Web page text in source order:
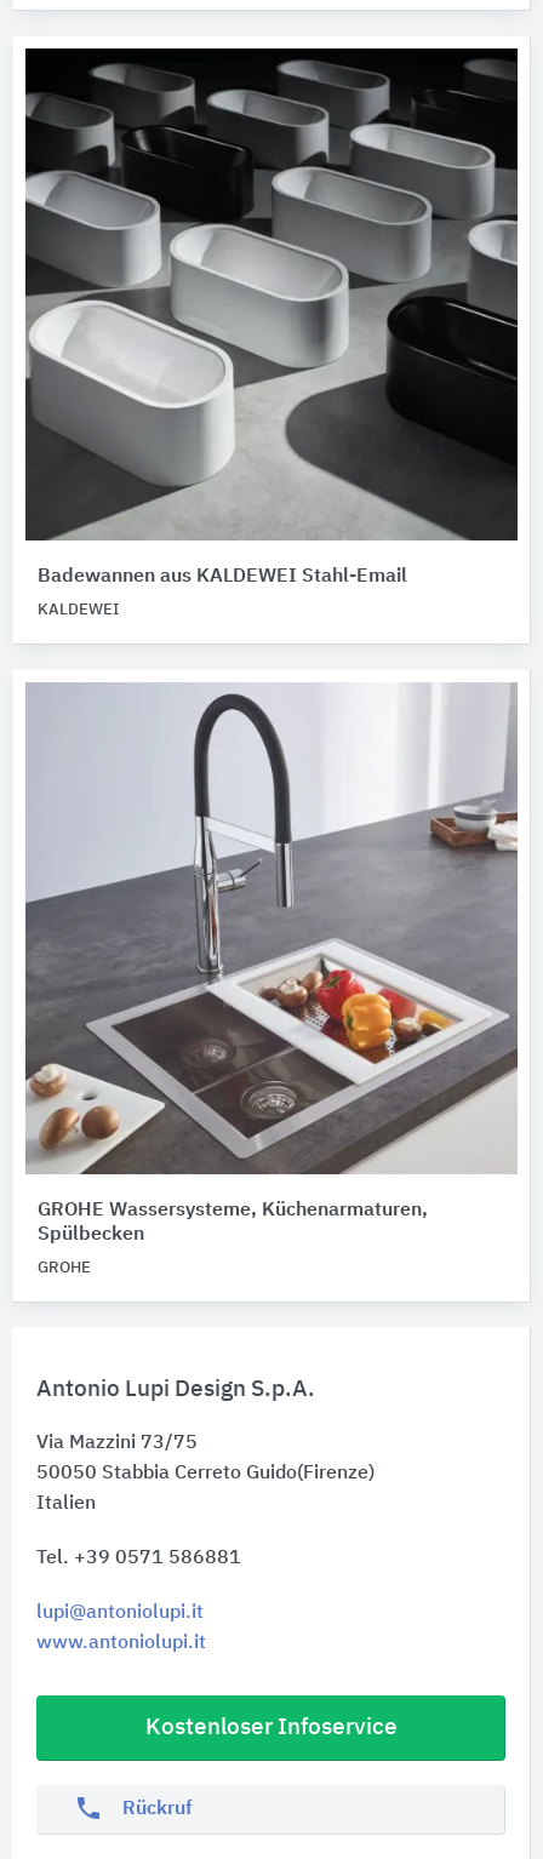
Antonio Lupi Design S.p.A.
Via Mazzini 73/75
50050 Stabbia Cerreto Guido(Firenze)
Italien
Tel. +39 0571 586881
lupi@antoniolupi.it
www.antoniolupi.it
Kostenloser Infoservice
phone Rückruf
Badewannen aus ​​​KALDEWEI Stahl-Email
KALDEWEI
GROHE Wassersysteme, Küchenarmaturen,
Spülbecken
GROHE